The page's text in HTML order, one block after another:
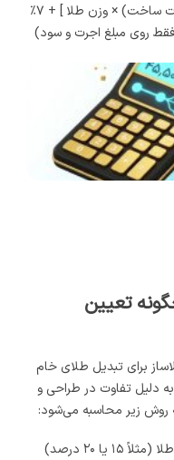
قیمت نهایی = [ (قیمت یک گرم طلا + اجرت ساخت) × وزن طلا ] + ۷٪
تعیین
برای تبدیل طلای خام
دلیل تفاوت در طراحی و
روش زیر محاسبه می‌شود:
طلافروش درصدی از قیمت روز طلا (مثلاً ۱۵ یا ۲۰ درصد)